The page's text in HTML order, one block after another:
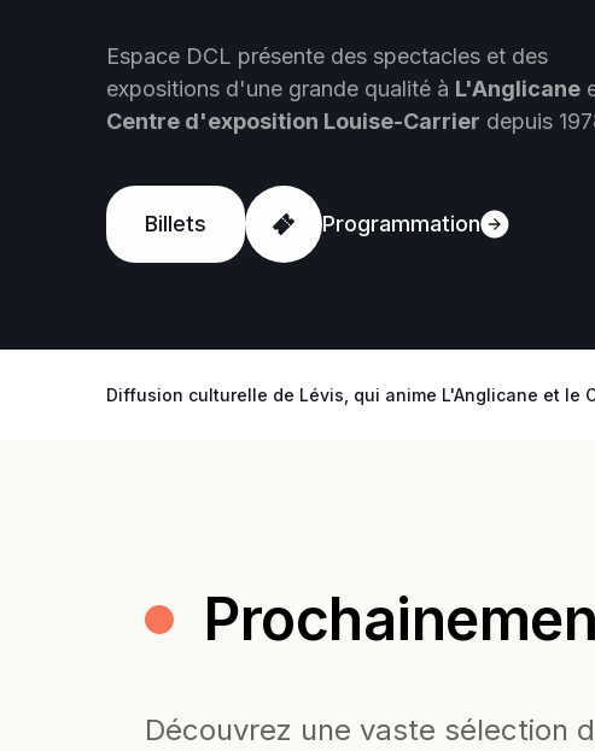
Espace DCL présente des spectacles et des
expositions d'une grande qualité à L'Anglicane
Centre d'exposition Louise-Carrier depuis
Billets Programmation
Diffusion culturelle de Lévis, qui anime L'Anglicane et le
Découvrez une vaste sélection